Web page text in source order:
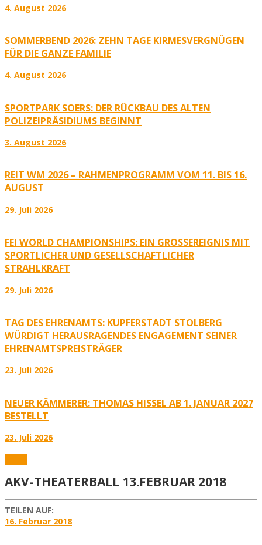
4. August 2026
SOMMERBEND 2026: ZEHN TAGE KIRMESVERGNÜGEN
FÜR DIE GANZE FAMILIE
4. August 2026
SPORTPARK SOERS: DER RÜCKBAU DES ALTEN
POLIZEIPRÄSIDIUMS BEGINNT
3. August 2026
REIT WM 2026 – RAHMENPROGRAMM VOM 11. BIS 16.
AUGUST
29. Juli 2026
FEI WORLD CHAMPIONSHIPS: EIN GROSSEREIGNIS MIT S
PORTLICHER UND GESELLSCHAFTLICHER S
TRAHLKRAFT
29. Juli 2026
TAG DES EHRENAMTS: KUPFERSTADT STOLBERG
WÜRDIGT HERAUSRAGENDES ENGAGEMENT SEINER
EHRENAMTSPREISTRÄGER
23. Juli 2026
NEUER KÄMMERER: THOMAS HISSEL AB 1. JANUAR 2027
BESTELLT
23. Juli 2026
AKV-THEATERBALL 13.FEBRUAR 2018
TEILEN AUF:
16. Februar 2018